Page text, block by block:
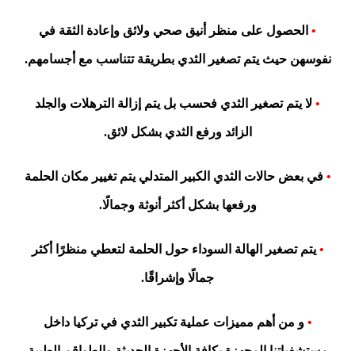
• الحصول على منظر أنيق صحي ولائق وإعادة الثقة في
نفوسهن حيث يتم تصغير الثدي بطريقة تتناسب مع أجسامهم.
• لا يتم تصغير الثدي فحسب بل يتم إزالة الترهلات والجلد
الزائد ورفع الثدي بشكل لائق.
•في بعض حالات الثدي الكبير المتدلي يتم تغيير مكان الحلمة
ورفعها بشكل أكثر أنوثة وجمالًا.
•يتم تصغير الهالة السوداء حول الحلمة لتعطي منظرًا أكثر
جمالًا وإشراقًا.
•و من أهم مميزات عملية تكبير الثدي في تركيا داخل